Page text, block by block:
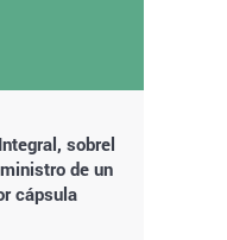
sobrel
de un
cápsula